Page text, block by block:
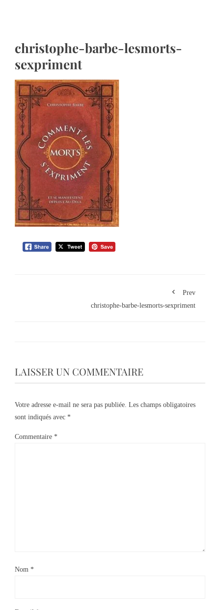
christophe-barbe-lesmorts-
sexpriment
Prev
christophe-barbe-lesmorts-sexpriment
LAISSER UN COMMENTAIRE
Votre adresse e-mail ne sera pas publiée. Les champs obligatoires
sont indiqués avec *
Commentaire *
Nom *